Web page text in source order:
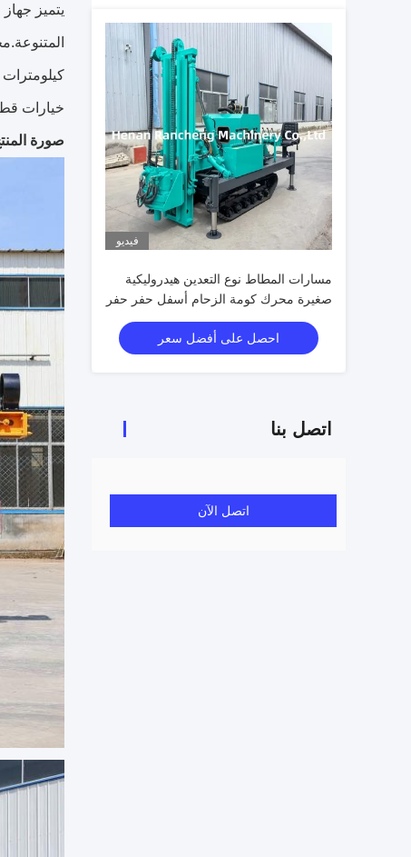
فيديو
مسارات المطاط نوع التعدين هيدروليكية
صغيرة محرك كومة الزحام أسفل حفر حفر
احصل على أفضل سعر
اتصل بنا
اتصل الآن
خيارات قطر أنابيب الحفر من 76 ملم و 89
صورة